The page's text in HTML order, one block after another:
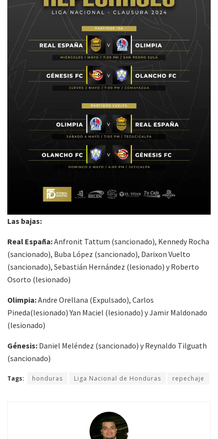
Las bajas:
Real España:Anfronit Tattum (sancionado), Kennedy Rocha
(sancionado), Buba López (sancionado), Darixon Vuelto
(sancionado), Sebastián Hernández (lesionado) y Roberto
Osorto (lesionado)
Olimpia:Andre Orellana (Expulsado), Carlos
Pineda(lesionado) Yan Maciel (lesionado) y Jamir Maldonado
(lesionado)
Génesis: Daniel Meléndez (sancionado) y Reynaldo Tilguath
(sancionado)
Tags: honduras Liga Nacional de Honduras repechaje